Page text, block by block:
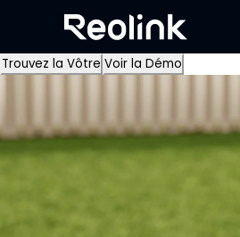
Trouvez la Vôtre Voir la Démo